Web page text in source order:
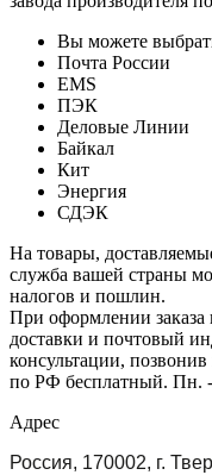
Вы можете
Почта России
EMS
ПЭК
Деловые Линии
Байкал
Кит
Энергия
СДЭК
На товары,
служба вашей страны
налогов и пошлин.
При оформлении заказа
доставки и почтовый
консультации,
по РФ бесплатный. Пн.
Адрес
Россия, 170002, г.